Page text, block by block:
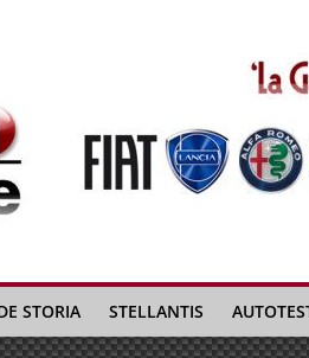
STORIA STELLANTIS